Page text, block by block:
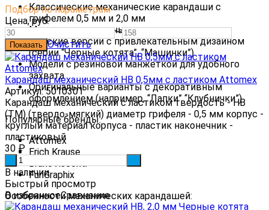
Классические механические карандаши с
грифелем 0,5 мм и 2,0 мм
Модели с встроенным ластиком
Детские версии с привлекательным дизайном
(серии “Черные котята”, “Машинки”)
Модели с резиновой манжеткой для удобного
захвата
Оригинальные варианты с декоративным
оформлением (например, “Лапки” “Клубнички”)
Популярные бренды:
Attomex
Erich Krause
BrunoVisconti
FunGraphix
Особенности механических карандашей:
Подбор по параметрам
Цена,руб.
—
Очистить
Карандаш механический HB 0,5мм с ластиком Attomex
Артикул: 5010301
Карандаш механический с ластиком твердость - HB
(ТМ) (твердо-мягкий) диаметр грифеля - 0,5 мм корпус -
круглый материал корпуса - пластик наконечник -
пластиковый
30 ₽
В наличии
Быстрый просмотр
В избранноеСравнение